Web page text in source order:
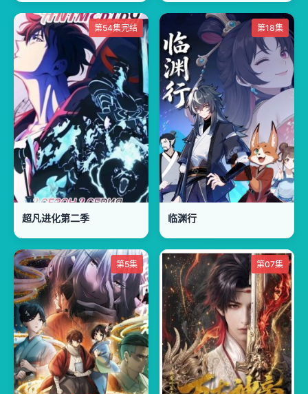
第54集完结
超凡进化第二季
第18集
临渊行
第5集 第07集